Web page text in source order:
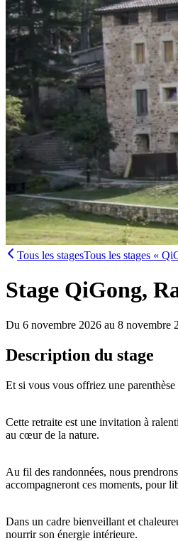
Tous les stagesTous les stages «
Stage QiGong,
Du 6 novembre 2026 au 8 novembre
Description du stage
Et si vous vous offriez une
Cette retraite est une invitation à
au cœur de la nature.
Au fil des randonnées, nous
accompagneront ces moments, pour
Dans un cadre bienveillant et
nourrir son énergie intérieure.